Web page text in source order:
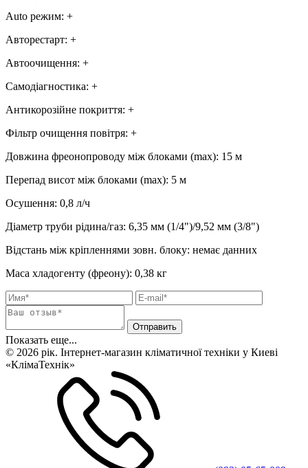
Аuto режим: +
Авторестарт: +
Автоочищення: +
Самодіагностика: +
Антикорозійне покриття: +
Фільтр очищення повітря: +
Довжина фреонопроводу між блоками (max): 15 м
Перепад висот між блоками (max): 5 м
Осушення: 0,8 л/ч
Діаметр труби рідина/газ: 6,35 мм (1/4")/9,52 мм (3/8")
Відстань між кріпленнями зовн. блоку: немає данних
Маса хладогенту (фреону): 0,38 кг
Показать еще...
© 2026 рік. Інтернет-магазин кліматичної техніки у Киеві
«КлімаТехнік»